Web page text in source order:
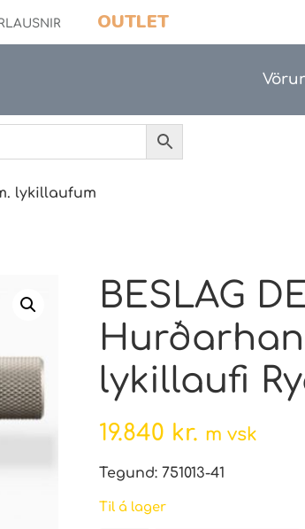
OUTLET
Vörur
lykillaufum
BESLAG
lykillaufi
19.840 kr. m vsk
Tegund: 751013-41
Til á lager